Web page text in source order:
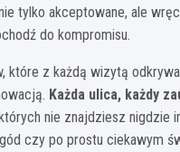
tylko akceptowane, ale
do kompromisu.
które z każdą wizytą
Każda ulica, każdy
nie znajdziesz nigdzie
czy po prostu ciekawym